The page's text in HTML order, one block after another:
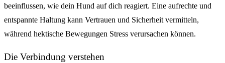
beeinflussen, wie dein Hund auf dich reagiert. Eine aufrechte und
entspannte Haltung kann Vertrauen und Sicherheit vermitteln,
während hektische Bewegungen Stress verursachen können.
Die Verbindung verstehen